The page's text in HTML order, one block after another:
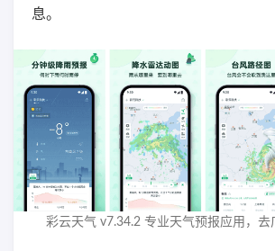
息。
彩云天气 v7.34.2 专业天气预报应用，去